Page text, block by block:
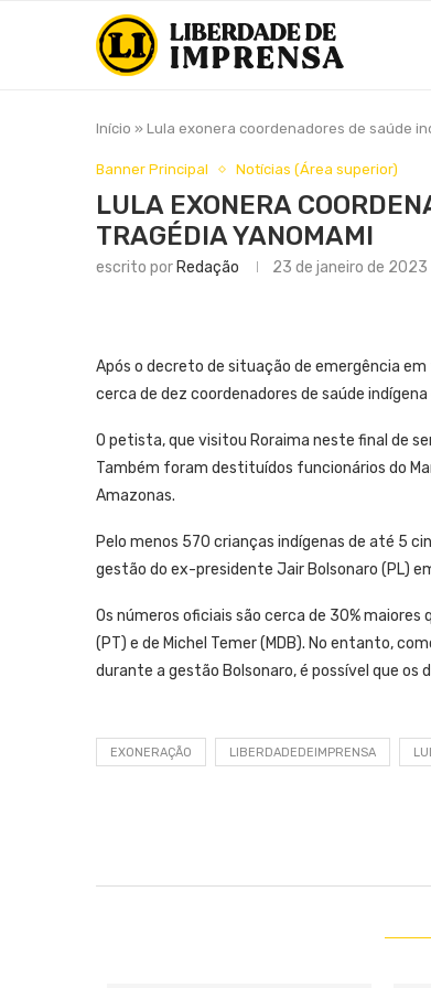
Início » Lula exonera coordenadores de saúde
Banner Principal Notícias (Área superior)
LULA EXONERA
TRAGÉDIA YANOMAMI
escrito por Redação 23 de janeiro de 2023
Após o decreto de situação de emergência
cerca de dez coordenadores de saúde
O petista, que visitou Roraima neste final de
Também foram destituídos funcionários do
Amazonas.
Pelo menos 570 crianças indígenas de até 5
gestão do ex-presidente Jair Bolsonaro (PL)
Os números oficiais são cerca de 30%
(PT) e de Michel Temer (MDB). No entanto,
durante a gestão Bolsonaro, é possível que os
EXONERAÇÃO LIBERDADEDEIMPRENSA